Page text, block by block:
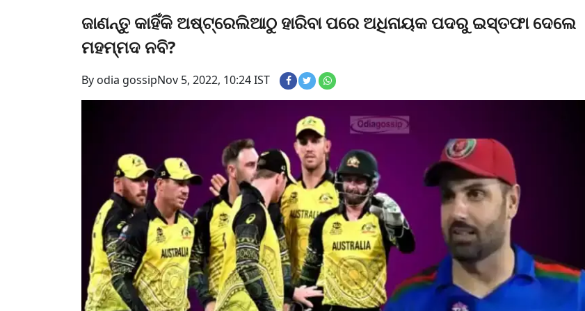
ଜାଣନ୍ତୁ କାହିଁକି ଅଷ୍ଟ୍ରେଲିଆଠୁ ହାରିବା ପରେ ଅଧିନାୟକ ପଦରୁ ଇସ୍ତଫା ଦେଲେ
ମହମ୍ମଦ ନବି?
By odia gossipNov 5, 2022, 10:24 IST